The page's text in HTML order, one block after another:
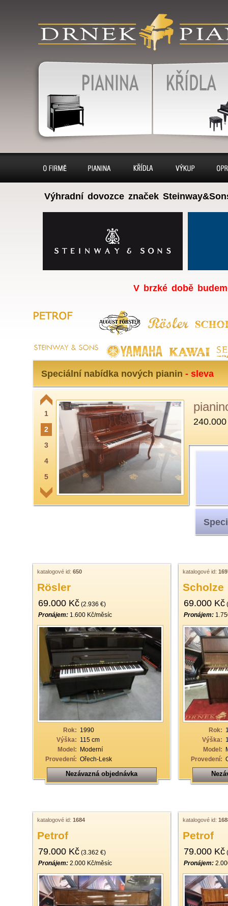
klavír, klavíry, piáno,
pianino, pianina, – piano
výkup, pronájem, servis
Výhradní dovozce značek
V brzké době
Speciální nabídka nových pianin - sleva
1
2
3
4
5
6
7
11
12
13
14
15
16
17
18
23
24
27
28
29
30
31
32
katalogové id: 650
Rösler
69.000 Kč (2.936 €)
Pronájem: 1.600 Kč/měsíc
Rok: 1990
Výška: 115 cm
Model: Moderní
Provedení: Ořech-Lesk
Nezávazná objednávka
katalogové id:
Scholze
69.000 Kč
Pronájem:
Rok:
Výška:
Model:
Provedení:
katalogové id: 1684
Petrof
79.000 Kč (3.362 €)
Pronájem: 2.000 Kč/měsíc
katalogové id:
Petrof
79.000 Kč
Pronájem:
O firmě Pianina Klavíry Výkup